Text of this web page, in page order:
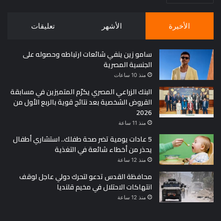
الأخيرة الأشهر تعليقات
سامو زين ينفي شائعات ارتباطه وحصوله على
الجنسية المصرية
منذ 10 ساعات
البنك الزراعي المصري يكرّم المتميزين في مسابقة
القروض الشخصية بعد نتائج قوية بالربع الأول من
2026
منذ 11 ساعة
5 عادات يومية تضر صحة طفلك.. استشاري أطفال
يحذر من أخطاء شائعة في التغذية
منذ 12 ساعة
محافظة القدس تدعو لتحرك دولي عاجل لوقف
انتهاكات الاحتلال في مخيم قلنديا
منذ 12 ساعة